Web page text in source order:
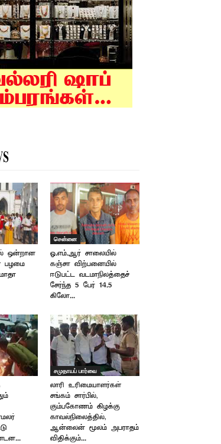
ஒன்றான
பழமை
சென்னை
ஓ.எம்.ஆர் சாலையில்
கஞ்சா விற்பனையில்
ஈடுபட்ட வடமாநிலத்தைச்
சேர்ந்த 5 பேர் 14.5
கிலோ...
சமுதாயப் பார்வை
லாரி உரிமையாளர்கள்
சங்கம் சார்பில்,
கும்பகோணம் கிழக்கு
காவல்நிலைத்தில்,
ஆன்லைன் மூலம் அபராதம்
விதிக்கும்...